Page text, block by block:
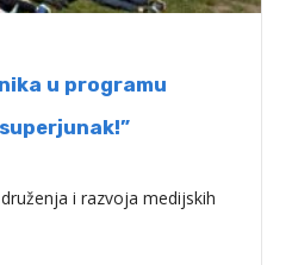
u programu
i razvoja medijskih